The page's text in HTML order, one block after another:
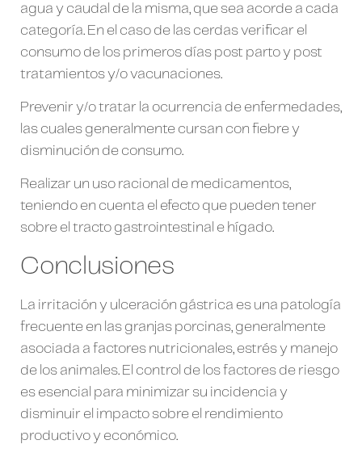
agua y caudal de la misma, que sea acorde a cada
categoría. En el caso de las cerdas verificar el
consumo de los primeros días post parto y post
tratamientos y/o vacunaciones.
Prevenir y/o tratar la ocurrencia de enfermedades,
las cuales generalmente cursan con fiebre y
disminución de consumo.
Realizar un uso racional de medicamentos,
teniendo en cuenta el efecto que pueden tener
sobre el tracto gastrointestinal e hígado.
Conclusiones
La irritación y ulceración gástrica es una patología
frecuente en las granjas porcinas, generalmente
asociada a factores nutricionales, estrés y manejo
de los animales. El control de los factores de riesgo
es esencial para minimizar su incidencia y
disminuir el impacto sobre el rendimiento
productivo y económico.